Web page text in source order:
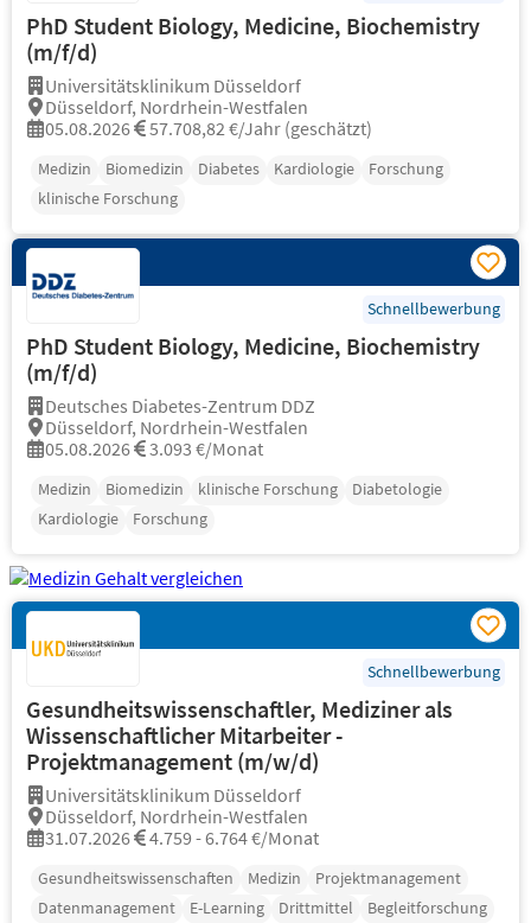
PhD Student Biology, Medicine, Biochemistry
(m/f/d)
Universitätsklinikum Düsseldorf
Düsseldorf, Nordrhein-Westfalen
05.08.2026
57.708,82 €/Jahr (geschätzt)
Medizin Biomedizin Diabetes Kardiologie
Forschung
klinische Forschung
Schnellbewerbung
PhD Student Biology, Medicine, Biochemistry
(m/f/d)
Deutsches Diabetes-Zentrum DDZ
Düsseldorf, Nordrhein-Westfalen
05.08.2026
3.093 €/Monat
Medizin Biomedizin klinische Forschung
Diabetologie
Kardiologie
Forschung
Schnellbewerbung
Gesundheitswissenschaftler, Mediziner als
Wissenschaftlicher Mitarbeiter -
Projektmanagement (m/w/d)
Universitätsklinikum Düsseldorf
Düsseldorf, Nordrhein-Westfalen
31.07.2026
4.759 - 6.764 €/Monat
Gesundheitswissenschaften Medizin
Projektmanagement
Datenmanagement
E-Learning Drittmittel Begleitforschung